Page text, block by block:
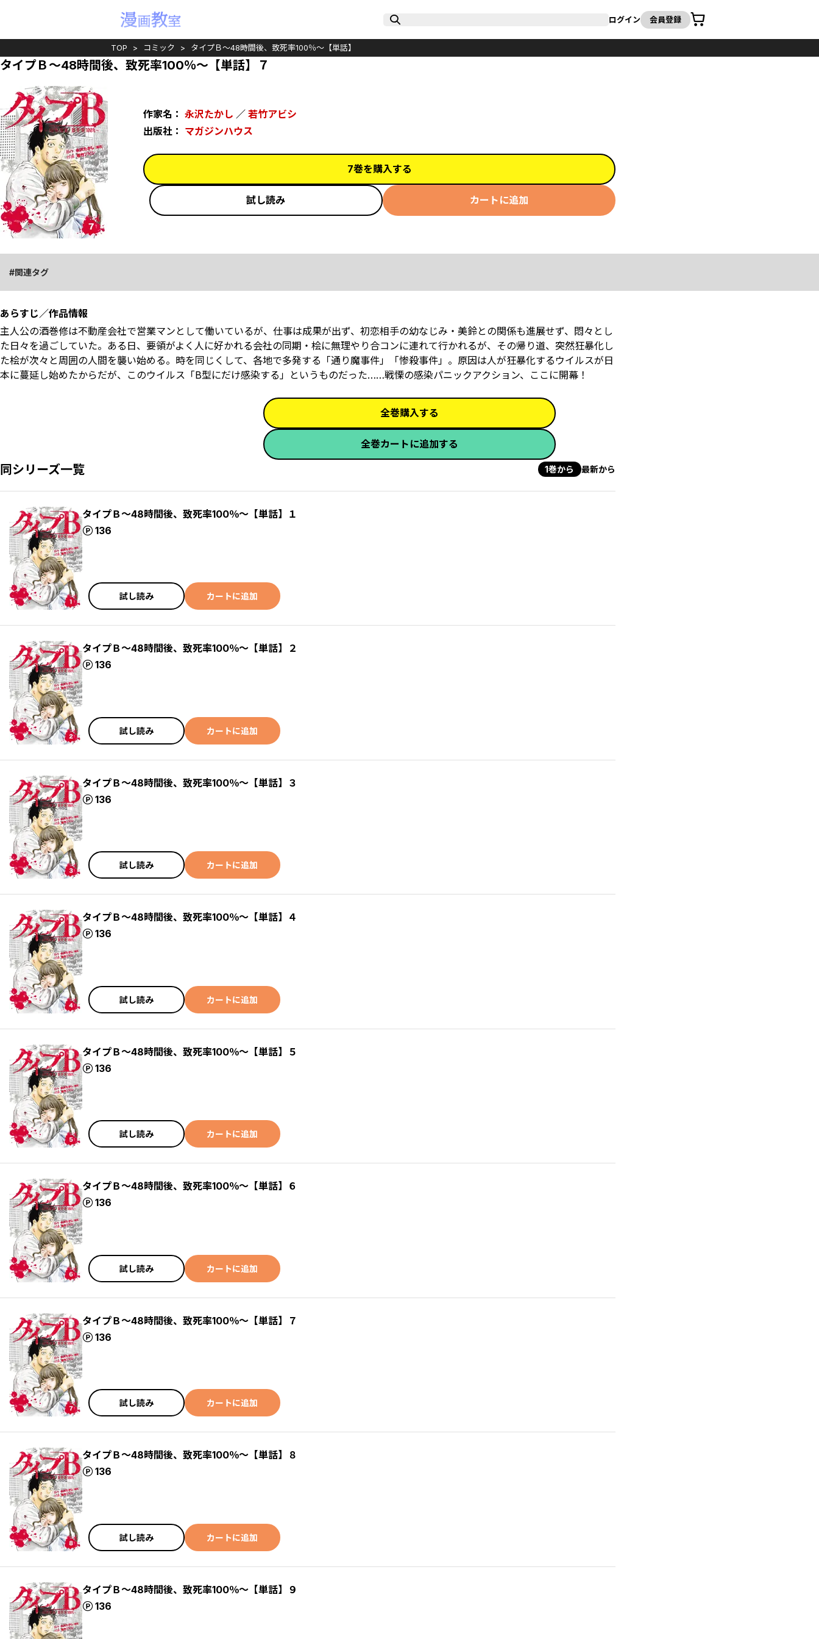
ログイン 会員登録
カート
TOP コミック タイプＢ～48時間後、致死率100％～【単話】
タイプＢ～48時間後、致死率100％～【単話】７
作家名： 永沢たかし ／ 若竹アビシ
出版社： マガジンハウス
7巻を購入する
試し読み カートに追加
関連タグ
あらすじ／作品情報
主人公の酒巻修は不動産会社で営業マンとして働いているが、仕事は成果が出ず、初恋相手の幼なじみ・美鈴との関係も進展せず、悶々とし
た日々を過ごしていた。ある日、要領がよく人に好かれる会社の同期・桧に無理やり合コンに連れて行かれるが、その帰り道、突然狂暴化し
た桧が次々と周囲の人間を襲い始める。時を同じくして、各地で多発する「通り魔事件」「惨殺事件」。原因は人が狂暴化するウイルスが日
本に蔓延し始めたからだが、このウイルス「B型にだけ感染する」というものだった……戦慄の感染パニックアクション、ここに開幕！
全巻購入する
全巻カートに追加する
同シリーズ一覧 1巻から 最新から
タイプＢ～48時間後、致死率100％～【単話】１
136
ポイント
試し読み カートに追加
タイプＢ～48時間後、致死率100％～【単話】２
136
ポイント
試し読み カートに追加
タイプＢ～48時間後、致死率100％～【単話】３
136
ポイント
試し読み カートに追加
タイプＢ～48時間後、致死率100％～【単話】４
136
ポイント
試し読み カートに追加
タイプＢ～48時間後、致死率100％～【単話】５
136
ポイント
試し読み カートに追加
タイプＢ～48時間後、致死率100％～【単話】６
136
ポイント
試し読み カートに追加
タイプＢ～48時間後、致死率100％～【単話】７
136
ポイント
試し読み カートに追加
タイプＢ～48時間後、致死率100％～【単話】８
136
ポイント
試し読み カートに追加
タイプＢ～48時間後、致死率100％～【単話】９
136
ポイント